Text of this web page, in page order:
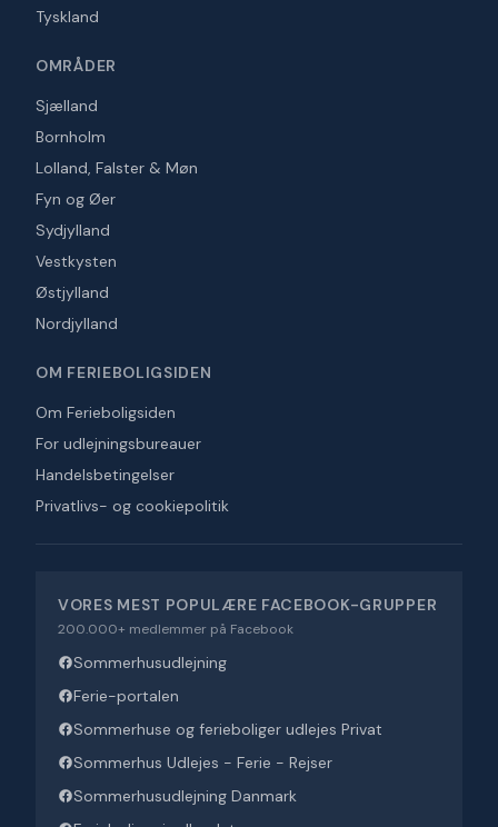
Tyskland
OMRÅDER
Sjælland
Bornholm
Lolland, Falster & Møn
Fyn og Øer
Sydjylland
Vestkysten
Østjylland
Nordjylland
OM FERIEBOLIGSIDEN
Om Ferieboligsiden
For udlejningsbureauer
Handelsbetingelser
Privatlivs- og cookiepolitik
VORES MEST POPULÆRE FACEBOOK-GRUPPER
200.000+ medlemmer på Facebook
Sommerhusudlejning
Ferie-portalen
Sommerhuse og ferieboliger udlejes Privat
Sommerhus Udlejes - Ferie - Rejser
Sommerhusudlejning Danmark